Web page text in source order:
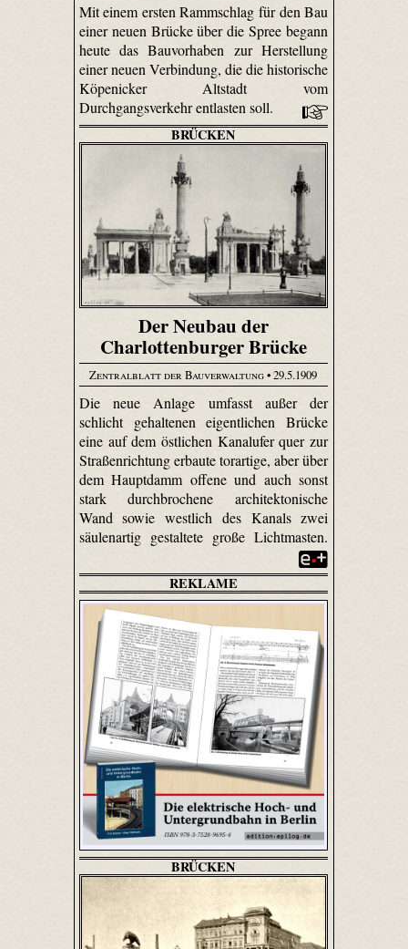
Mit einem ersten Rammschlag für den Bau
einer neuen Brücke über die Spree begann
heute das Bauvorhaben zur Herstellung
einer neuen Verbindung, die die historische
Köpenicker Altstadt vom
Durchgangsverkehr entlasten soll.
BRÜCKEN
Der Neubau der
Charlottenburger Brücke
Zentralblatt der Bauverwaltung• 29.5.1909
Die neue Anlage umfasst außer der
schlicht gehaltenen eigentlichen Brücke
eine auf dem östlichen Kanalufer quer zur
Straßenrichtung erbaute torartige, aber über
dem Hauptdamm offene und auch sonst
stark durchbrochene architektonische
Wand sowie westlich des Kanals zwei
säulenartig gestaltete große Lichtmasten.
REKLAME
BRÜCKEN